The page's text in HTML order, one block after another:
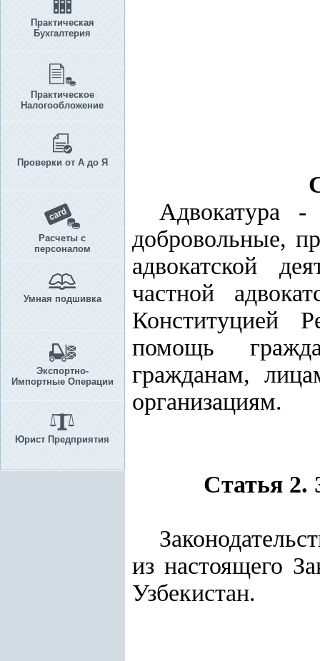
Практическая
Бухгалтерия
Практическое
Налогообложение
Проверки от А до Я
Расчеты с
персоналом
Умная подшивка
Экспортно-
Импортные Операции
Юрист Предприятия
Адвокатура -
добровольные,
адвокатской
частной
Конституцией
помощь
гражданам,
организациям.
Статья 2.
из настоящего
Узбекистан.